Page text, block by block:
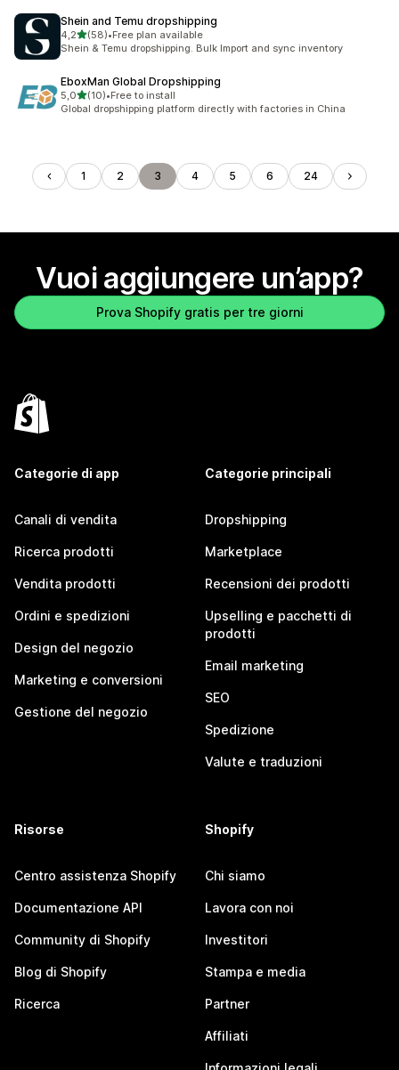
Shein and Temu dropshipping
4,2stelle su 5
(58)
58 recensioni totali
•Free plan available
Shein & Temu dropshipping. Bulk Import and sync inventory
EboxMan Global Dropshipping
5,0stelle su 5
(10)
10 recensioni totali
•Free to install
Global dropshipping platform directly with factories in China
1 2 3 4 5 6 24
Vuoi aggiungere un’app?
Prova Shopify gratis per tre giorni
Categorie di app
Canali di vendita
Ricerca prodotti
Vendita prodotti
Ordini e spedizioni
Design del negozio
Marketing e conversioni
Gestione del negozio
Categorie principali
Dropshipping
Marketplace
Recensioni dei prodotti
Upselling e pacchetti di
prodotti
Email marketing
SEO
Spedizione
Valute e traduzioni
Risorse
Centro assistenza Shopify
Documentazione API
Community di Shopify
Blog di Shopify
Ricerca
Shopify
Chi siamo
Lavora con noi
Investitori
Stampa e media
Partner
Affiliati